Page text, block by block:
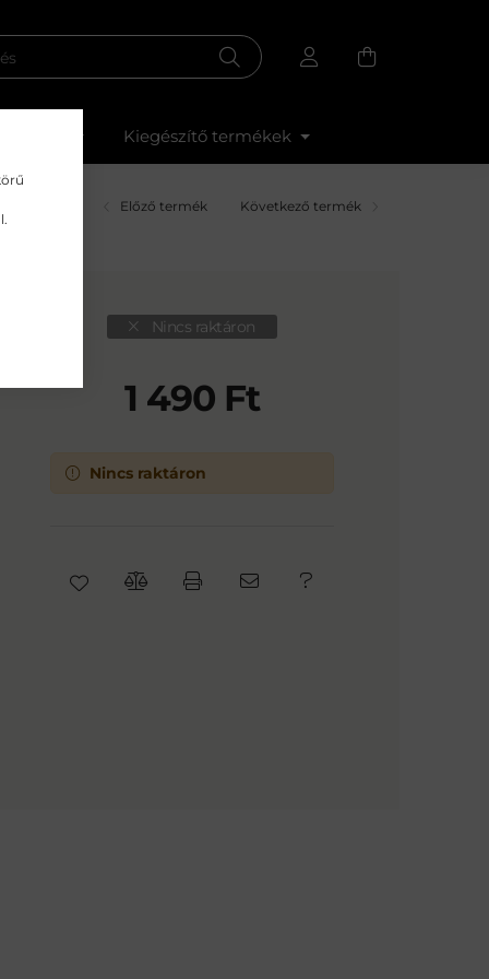
Kiegészítő termékek
Előző termék Következő termék
Nincs raktáron
1 490 Ft
Nincs raktáron